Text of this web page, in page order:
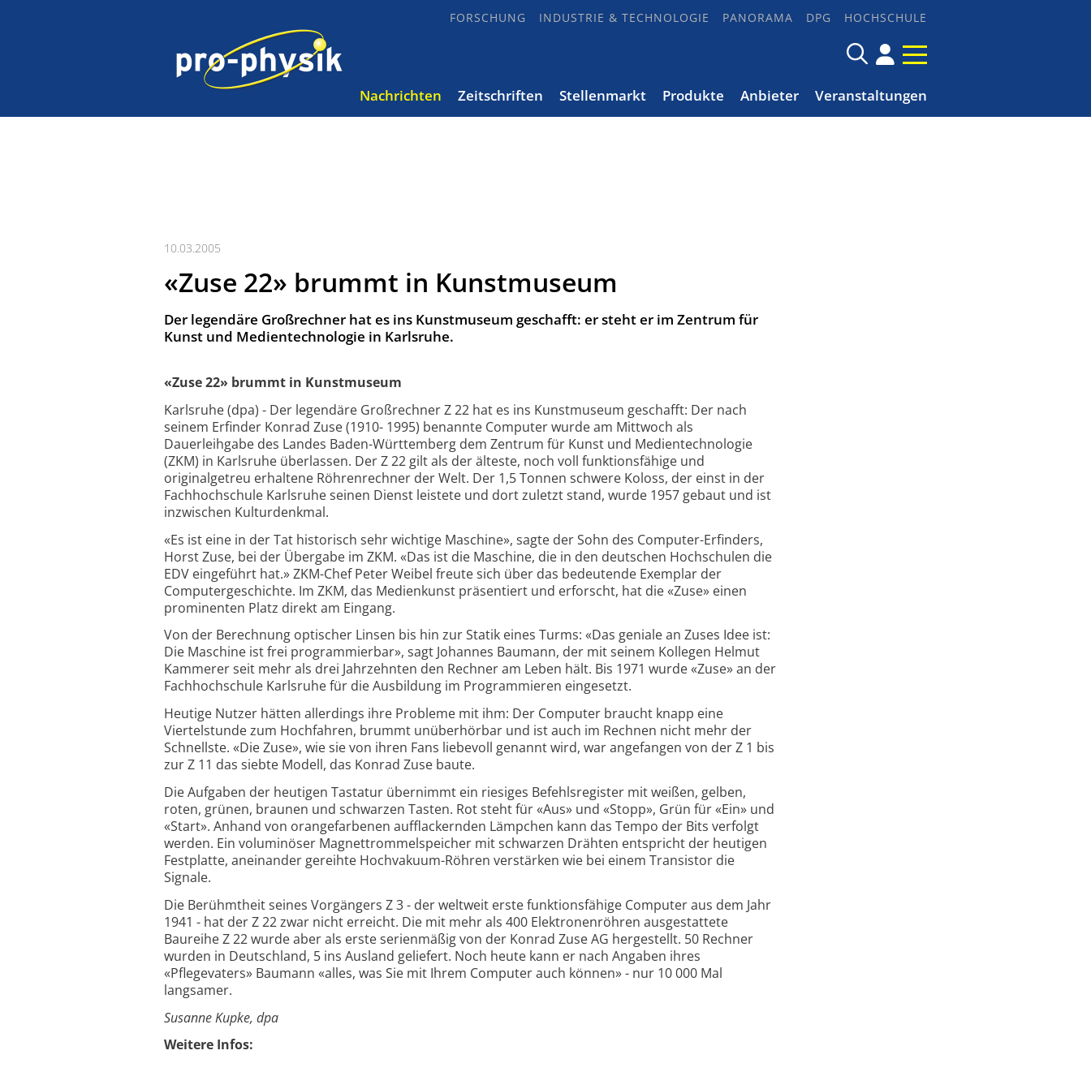
FORSCHUNG INDUSTRIE & TECHNOLOGIE PANORAMA DPG HOCHSCHULE
Nachrichten Zeitschriften Stellenmarkt Produkte Anbieter Veranstaltungen
10.03.2005
«Zuse 22» brummt in Kunstmuseum
Der legendäre Großrechner hat es ins Kunstmuseum geschafft: er steht er im Zentrum für
Kunst und Medientechnologie in Karlsruhe.
«Zuse 22» brummt in Kunstmuseum
Karlsruhe (dpa) - Der legendäre Großrechner Z 22 hat es ins Kunstmuseum geschafft: Der nach
seinem Erfinder Konrad Zuse (1910- 1995) benannte Computer wurde am Mittwoch als
Dauerleihgabe des Landes Baden-Württemberg dem Zentrum für Kunst und Medientechnologie
(ZKM) in Karlsruhe überlassen. Der Z 22 gilt als der älteste, noch voll funktionsfähige und
originalgetreu erhaltene Röhrenrechner der Welt. Der 1,5 Tonnen schwere Koloss, der einst in der
Fachhochschule Karlsruhe seinen Dienst leistete und dort zuletzt stand, wurde 1957 gebaut und ist
inzwischen Kulturdenkmal.
«Es ist eine in der Tat historisch sehr wichtige Maschine», sagte der Sohn des Computer-Erfinders,
Horst Zuse, bei der Übergabe im ZKM. «Das ist die Maschine, die in den deutschen Hochschulen die
EDV eingeführt hat.» ZKM-Chef Peter Weibel freute sich über das bedeutende Exemplar der
Computergeschichte. Im ZKM, das Medienkunst präsentiert und erforscht, hat die «Zuse» einen
prominenten Platz direkt am Eingang.
Von der Berechnung optischer Linsen bis hin zur Statik eines Turms: «Das geniale an Zuses Idee ist:
Die Maschine ist frei programmierbar», sagt Johannes Baumann, der mit seinem Kollegen Helmut
Kammerer seit mehr als drei Jahrzehnten den Rechner am Leben hält. Bis 1971 wurde «Zuse» an der
Fachhochschule Karlsruhe für die Ausbildung im Programmieren eingesetzt.
Heutige Nutzer hätten allerdings ihre Probleme mit ihm: Der Computer braucht knapp eine
Viertelstunde zum Hochfahren, brummt unüberhörbar und ist auch im Rechnen nicht mehr der
Schnellste. «Die Zuse», wie sie von ihren Fans liebevoll genannt wird, war angefangen von der Z 1 bis
zur Z 11 das siebte Modell, das Konrad Zuse baute.
Die Aufgaben der heutigen Tastatur übernimmt ein riesiges Befehlsregister mit weißen, gelben,
roten, grünen, braunen und schwarzen Tasten. Rot steht für «Aus» und «Stopp», Grün für «Ein» und
«Start». Anhand von orangefarbenen aufflackernden Lämpchen kann das Tempo der Bits verfolgt
werden. Ein voluminöser Magnettrommelspeicher mit schwarzen Drähten entspricht der heutigen
Festplatte, aneinander gereihte Hochvakuum-Röhren verstärken wie bei einem Transistor die
Signale.
Die Berühmtheit seines Vorgängers Z 3 - der weltweit erste funktionsfähige Computer aus dem Jahr
1941 - hat der Z 22 zwar nicht erreicht. Die mit mehr als 400 Elektronenröhren ausgestattete
Baureihe Z 22 wurde aber als erste serienmäßig von der Konrad Zuse AG hergestellt. 50 Rechner
wurden in Deutschland, 5 ins Ausland geliefert. Noch heute kann er nach Angaben ihres
«Pflegevaters» Baumann «alles, was Sie mit Ihrem Computer auch können» - nur 10 000 Mal
langsamer.
Susanne Kupke, dpa
Weitere Infos: